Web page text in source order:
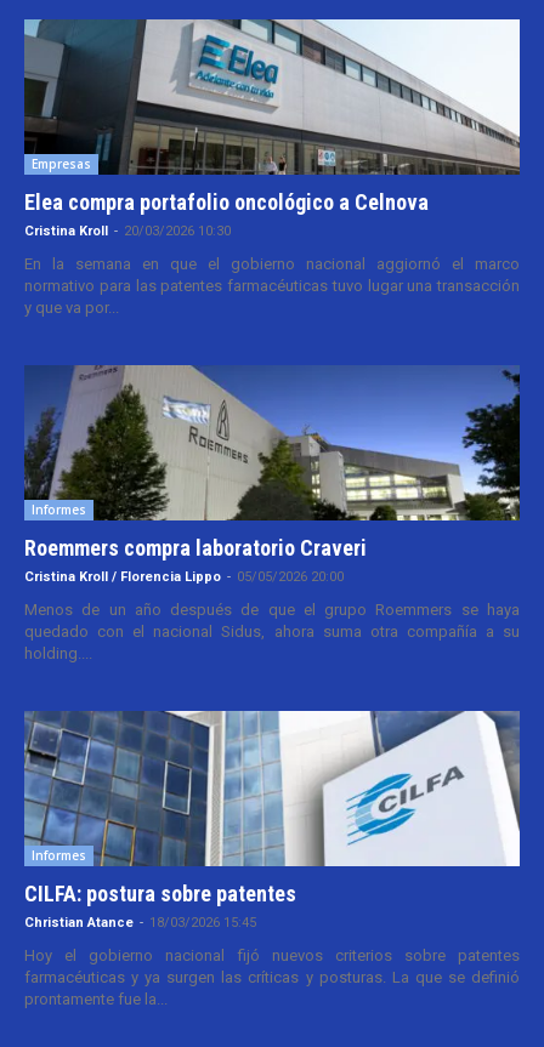
Empresas
Elea compra portafolio oncológico a Celnova
Cristina Kroll - 20/03/2026 10:30
En la semana en que el gobierno nacional aggiornó el marco
normativo para las patentes farmacéuticas tuvo lugar una transacción
y que va por...
Informes
Roemmers compra laboratorio Craveri
Cristina Kroll / Florencia Lippo - 05/05/2026 20:00
Menos de un año después de que el grupo Roemmers se haya
quedado con el nacional Sidus, ahora suma otra compañía a su
holding....
Informes
CILFA: postura sobre patentes
Christian Atance - 18/03/2026 15:45
Hoy el gobierno nacional fijó nuevos criterios sobre patentes
farmacéuticas y ya surgen las críticas y posturas. La que se definió
prontamente fue la...